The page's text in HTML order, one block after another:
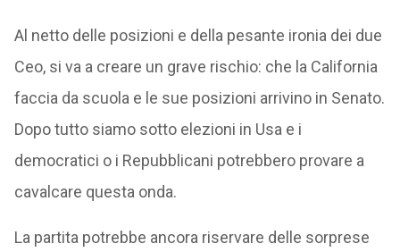
Al netto delle posizioni e della pesante ironia dei due
Ceo, si va a creare un grave rischio: che la California
faccia da scuola e le sue posizioni arrivino in Senato.
Dopo tutto siamo sotto elezioni in Usa e i
democratici o i Repubblicani potrebbero provare a
cavalcare questa onda.
La partita potrebbe ancora riservare delle sorprese